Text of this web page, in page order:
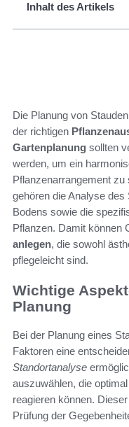
Inhalt des Artikels
Die Planung von
der richtigen
Gartenplanung sollten
werden, um ein
Pflanzenarrangement
gehören die Analyse
Bodens sowie die
Pflanzen. Damit können
anlegen, die sowohl
pflegeleicht sind.
Wichtige
Planung
Bei der Planung eines
Faktoren eine
Standortanalyse
auszuwählen, die
reagieren können.
Prüfung der